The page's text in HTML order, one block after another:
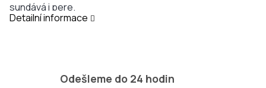
sundává i pere.
Detailní informace
Odešleme do 24 hodin